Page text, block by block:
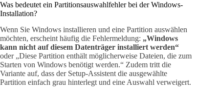
Was bedeutet ein Partitionsauswahlfehler bei der Windows-
Installation?
Wenn Sie Windows installieren und eine Partition auswählen
möchten, erscheint häufig die Fehlermeldung: „Windows
kann nicht auf diesem Datenträger installiert werden“
oder „Diese Partition enthält möglicherweise Dateien, die zum
Starten von Windows benötigt werden.“ Zudem tritt die
Variante auf, dass der Setup-Assistent die ausgewählte
Partition einfach grau hinterlegt und eine Auswahl verweigert.